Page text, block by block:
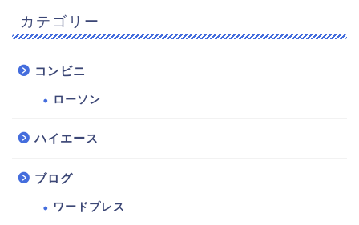
カテゴリー
コンビニ
ローソン
ハイエース
ブログ
ワードプレス